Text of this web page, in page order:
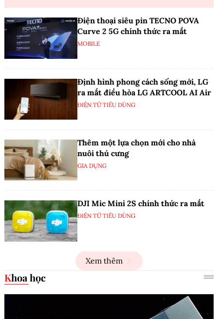
Điện thoại siêu pin TECNO POVA
Curve 2 5G chính thức ra mắt
MOBILE
Định hình phong cách sống mới, LG
ra mắt điều hòa LG ARTCOOL AI Air
ĐIỆN TỬ TIÊU DÙNG
Thêm một lựa chọn mới cho nhà
nuôi thú cưng
GIA DỤNG
DJI Mic Mini 2S chính thức ra mắt
ĐIỆN TỬ TIÊU DÙNG
Xem thêm
Khoa học